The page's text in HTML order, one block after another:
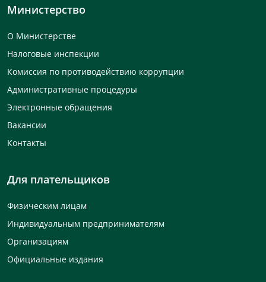
Министерство
О Министерстве
Налоговые инспекции
Комиссия по противодействию коррупции
Административные процедуры
Электронные обращения
Вакансии
Контакты
Для плательщиков
Физическим лицам
Индивидуальным предпринимателям
Организациям
Официальные издания